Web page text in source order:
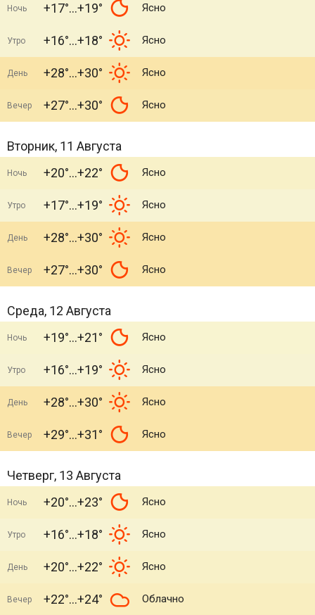
Ночь +17° +19° Ясно
Утро +16° +18° Ясно
День +28° +30° Ясно
Вечер +27° +30° Ясно
Вторник, 11 Августа
Ночь +20° +22° Ясно
Утро +17° +19° Ясно
День +28° +30° Ясно
Вечер +27° +30° Ясно
Среда, 12 Августа
Ночь +19° +21° Ясно
Утро +16° +19° Ясно
День +28° +30° Ясно
Вечер +29° +31° Ясно
Четверг, 13 Августа
Ночь +20° +23° Ясно
Утро +16° +18° Ясно
День +20° +22° Ясно
Вечер +22° +24° Облачно